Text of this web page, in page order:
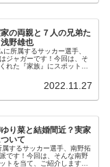
の両親と７人の兄弟た
野雄也
所属するサッカー選手、
ジャガーです！今回は、そ
れた『家族』にスポットを
2022.11.27
り菜と結婚間近？実家
いて
するサッカー選手、南野拓
です！今回は、そんな南野
トを当て、ご紹介します。